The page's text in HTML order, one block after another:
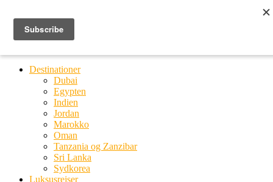
Ring til os
20 66 03 08
Destinationer
Dubai
Egypten
Indien
Jordan
Marokko
Oman
Tanzania og Zanzibar
Sri Lanka
Sydkorea
Luksusrejser